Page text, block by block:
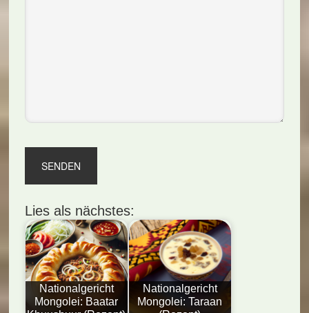
Lies als nächstes:
Nationalgericht
Mongolei: Baatar
Nationalgericht
Mongolei: Taraan